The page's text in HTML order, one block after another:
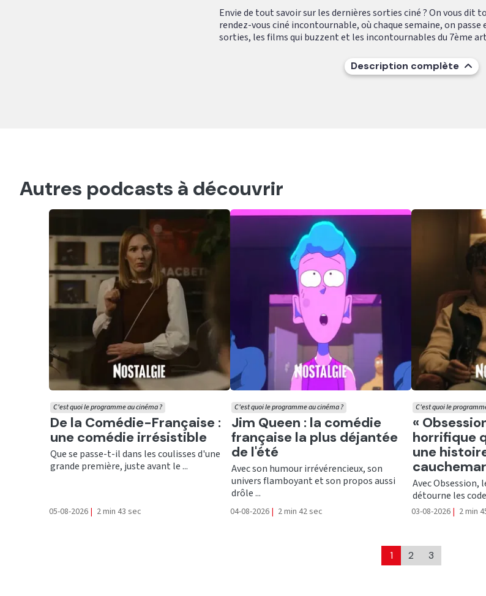
Envie de tout savoir sur les dernières sorties ciné ? On vous dit
rendez-vous ciné incontournable, où chaque semaine, on passe
sorties, les films qui buzzent et les incontournables du 7ème
Description complète
Autres podcasts à découvrir
Ecouter
De la Comédie-Française :
une comédie irrésistible
C'est quoi le programme au cinéma ?
Que se passe-t-il dans les coulisses d'une
grande première, juste avant le ...
05-08-2026 | 2 min 43 sec
Ecouter
Jim Queen : la comédie
française la plus déjantée
de l'été
C'est quoi le programme au cinéma ?
Avec son humour irrévérencieux, son
univers flamboyant et son propos aussi
drôle ...
04-08-2026 | 2 min 42 sec
Ecouter
«
horrifique
une
cauchemar
C'est quoi le
Avec Obsession,
détourne les
03-08-2026 | 2 min
1 2 3